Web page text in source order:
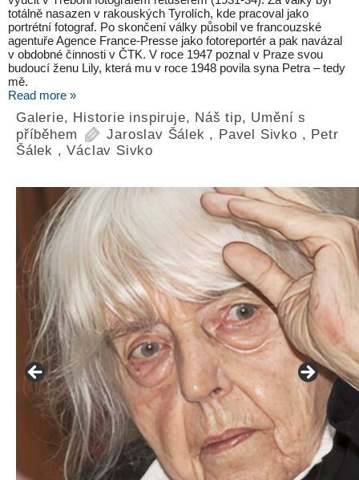
totálně nasazen v rakouských Tyrolích, kde pracoval jako
portrétní fotograf. Po skončení války působil ve francouzské
agentuře Agence France-Presse jako fotoreportér a pak navázal
v obdobné činnosti v ČTK. V roce 1947 poznal v Praze svou
budoucí ženu Lily, která mu v roce 1948 povila syna Petra – tedy
mě.
Read more »
Galerie, Historie inspiruje, Náš tip, Umění s
příběhem
Jaroslav Šálek , Pavel Sivko , Petr
Šálek ,Václav Sivko